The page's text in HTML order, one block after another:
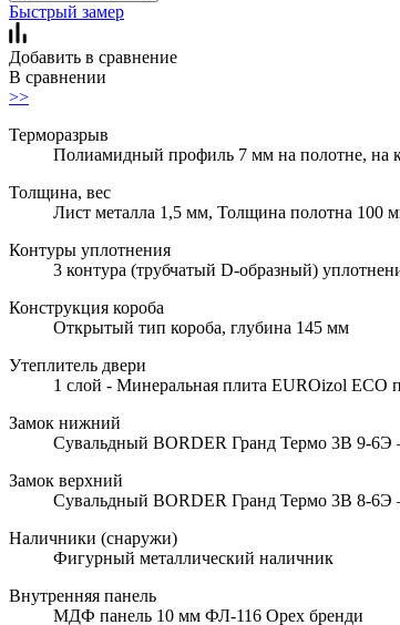
Быстрый замер
Добавить в сравнение
В сравнении
>>
Терморазрыв
Полиамидный профиль 7 мм на полотне, на
Толщина, вес
Лист металла 1,5 мм, Толщина полотна 100
Контуры уплотнения
3 контура (трубчатый D-образный)
Конструкция короба
Открытый тип короба, глубина 145 мм
Утеплитель двери
1 слой - Минеральная плита EUROizol ECO
Замок нижний
Сувальдный BORDER Гранд Термо 3В 9-6Э
Замок верхний
Сувальдный BORDER Гранд Термо 3В 8-6Э
Наличники (снаружи)
Фигурный металлический наличник
Внутренняя панель
МДФ панель 10 мм ФЛ-116 Орех бренди